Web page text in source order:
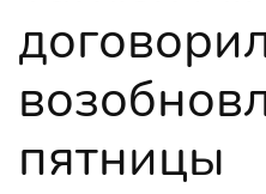
пятницы